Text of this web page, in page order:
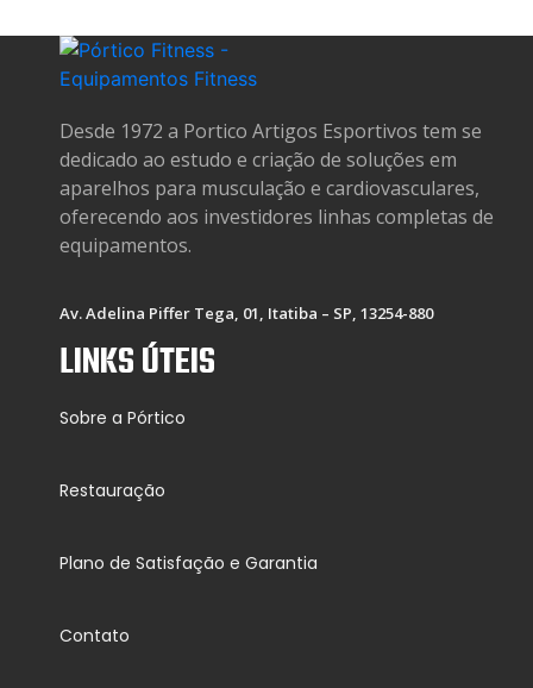
Desde 1972 a Portico Artigos Esportivos tem se
dedicado ao estudo e criação de soluções em
aparelhos para musculação e cardiovasculares,
oferecendo aos investidores linhas completas de
equipamentos.
Av. Adelina Piffer Tega, 01, Itatiba – SP, 13254-880
LINKS ÚTEIS
Sobre a Pórtico
Restauração
Plano de Satisfação e Garantia
Contato